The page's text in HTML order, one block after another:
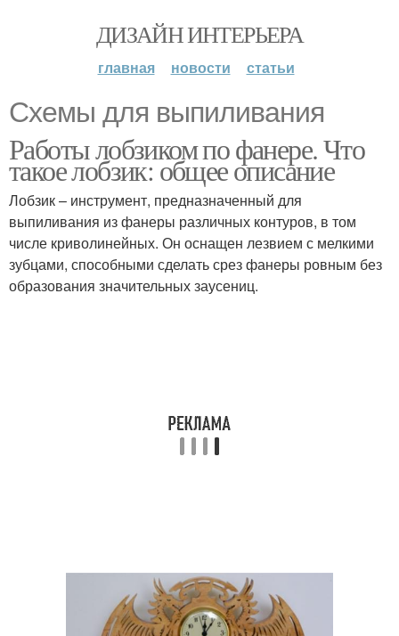
ДИЗАЙН ИНТЕРЬЕРА
главная новости статьи
Схемы для выпиливания
Работы лобзиком по фанере. Что
такое лобзик: общее описание
Лобзик – инструмент, предназначенный для
выпиливания из фанеры различных контуров, в том
числе криволинейных. Он оснащен лезвием с мелкими
зубцами, способными сделать срез фанеры ровным без
образования значительных заусениц.